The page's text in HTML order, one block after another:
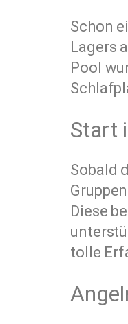
Schon
Lagers
Pool
Start
Sobald
Diese
tolle